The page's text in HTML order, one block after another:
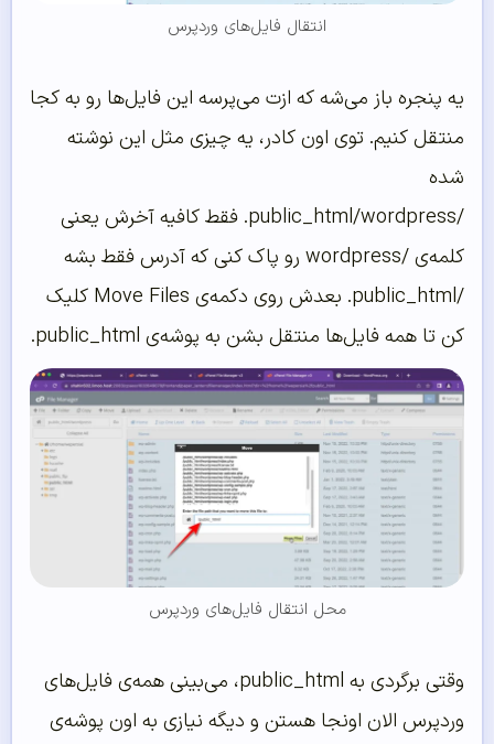
انتقال فایل‌های وردپرس
یه پنجره باز می‌شه که ازت می‌پرسه این فایل‌ها رو به کجا
منتقل کنیم. توی اون کادر، یه چیزی مثل این نوشته
شده
‌/public_html/wordpress. فقط کافیه آخرش یعنی
کلمه‌ی /wordpress رو پاک کنی که آدرس فقط بشه
/public_html. بعدش روی دکمه‌ی Move Files کلیک
کن تا همه فایل‌ها منتقل بشن به پوشه‌ی public_html.
محل انتقال فایل‌های وردپرس
وقتی برگردی به public_html، می‌بینی همه‌ی فایل‌های
وردپرس الان اونجا هستن و دیگه نیازی به اون پوشه‌ی